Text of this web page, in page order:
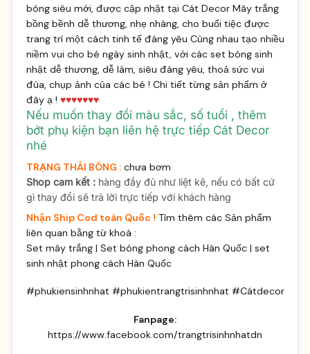
bóng siêu mới, được cập nhật tại Cát Decor Mây trắng
bồng bềnh dễ thương, nhẹ nhàng, cho buổi tiệc được
trang trí một cách tinh tế đáng yêu Cùng nhau tạo nhiều
niềm vui cho bé ngày sinh nhật, với các set bóng sinh
nhật dễ thương, dễ làm, siêu đáng yêu, thoả sức vui
đùa, chụp ảnh của các bé ! Chi tiết từng sản phẩm ở
đâyạ ! ♥♥♥♥♥♥♥
Nếu muốn thay đổi màu sắc, số tuổi , thêm
bớt phụ kiện bạn liên hệ trực tiếp Cát Decor
nhé
TRẠNG THÁI BÓNG :chưa bơm
Shop cam kết :hàng đầy đủ như liệt kê, nếu có bất cứ
gì thay đổi sẽ trả lời trực tiếp với khách hàng
Nhận Ship Cod toàn Quốc ! Tìm thêm các Sản phẩm
liên quan bằng từ khoá :
Set mây trắng | Set bóng phong cách Hàn Quốc | set
sinh nhật phong cách Hàn Quốc
#phukiensinhnhat #phukientrangtrisinhnhat #Cátdecor
Fanpage:
https://www.facebook.com/trangtrisinhnhatdn